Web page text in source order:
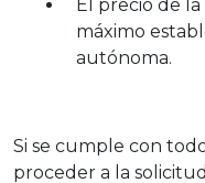
El precio de
máximo
autónoma.
Si se cumple con
proceder a la